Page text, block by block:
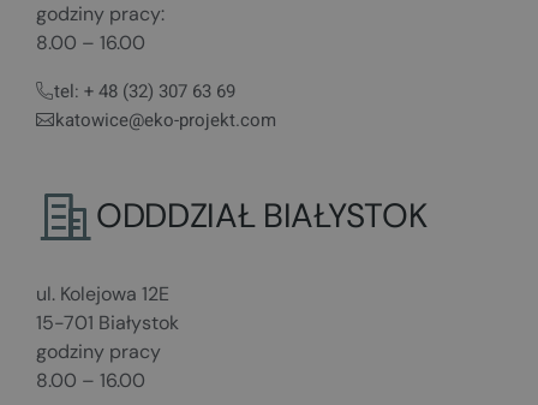
godziny pracy:
8.00 – 16.00
tel: + 48 (32) 307 63 69
katowice@eko-projekt.com
ODDDZIAŁ BIAŁYSTOK
ul. Kolejowa 12E
15-701 Białystok
godziny pracy
8.00 – 16.00